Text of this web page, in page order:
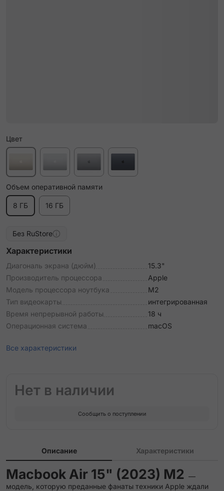
Цвет
Объем оперативной памяти
8 ГБ 16 ГБ
Без RuStore
Характеристики
Диагональ экрана (дюйм)
15.3"
Производитель процессора
Apple
Модель процессора ноутбука
M2
Тип видеокарты
интегрированная
Время непрерывной работы
18 ч
Операционная система
macOS
Все характеристики
Нет в наличии
Сообщить о поступлении
Описание Характеристики
Macbook Air 15" (2023) M2 —
модель, которую преданные фанаты техники Apple ждали